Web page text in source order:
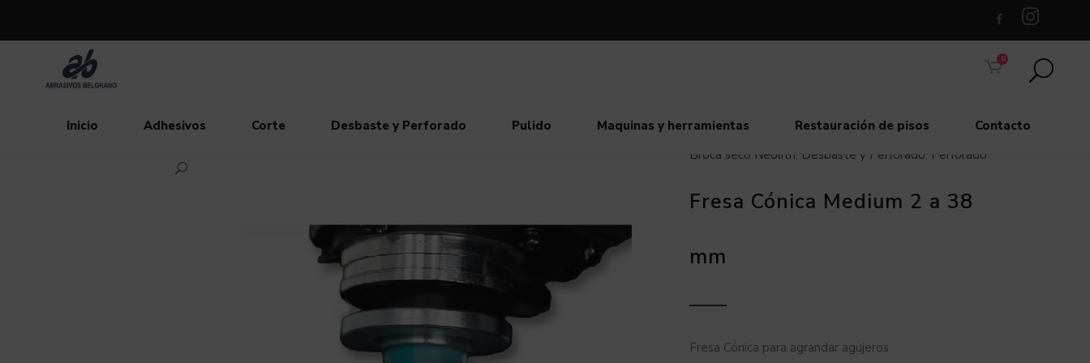
0
Inicio Adhesivos Corte Desbaste y Perforado Pulido Maquinas y herramientas Restauración de pisos
Contacto
Broca seco Neolith, Desbaste y Perforado, Perforado
Fresa Cónica Medium 2 a 38
mm
Fresa Cónica para agrandar agujeros